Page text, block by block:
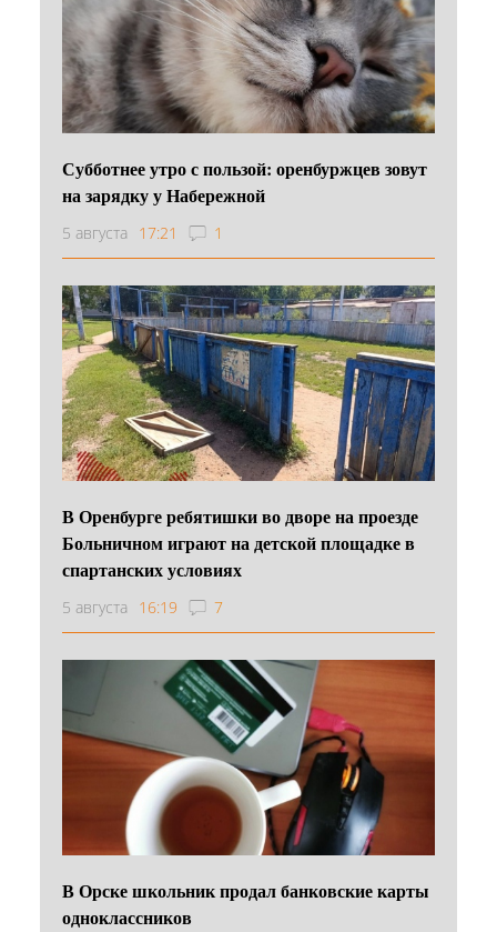
Субботнее утро с пользой: оренбуржцев зовут
на зарядку у Набережной
5 августа 17:21 1
В Оренбурге ребятишки во дворе на проезде
Больничном играют на детской площадке в
спартанских условиях
5 августа 16:19 7
В Орске школьник продал банковские карты
одноклассников